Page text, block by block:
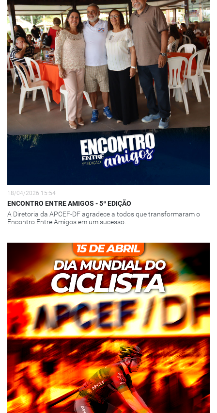
18/04/2026 15:54
ENCONTRO ENTRE AMIGOS - 5ª EDIÇÃO
A Diretoria da APCEF-DF agradece a todos que transformaram o
Encontro Entre Amigos em um sucesso.